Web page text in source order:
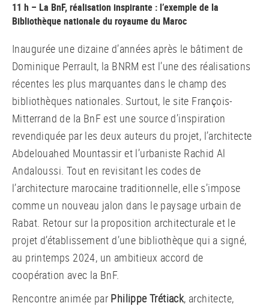
11 h – La BnF, réalisation inspirante : l’exemple de la
Bibliothèque nationale du royaume du Maroc
Inaugurée une dizaine d’années après le bâtiment de
Dominique Perrault, la BNRM est l’une des réalisations
récentes les plus marquantes dans le champ des
bibliothèques nationales. Surtout, le site François-
Mitterrand de la BnF est une source d’inspiration
revendiquée par les deux auteurs du projet, l’architecte
Abdelouahed Mountassir et l’urbaniste Rachid Al
Andaloussi. Tout en revisitant les codes de
l’architecture marocaine traditionnelle, elle s’impose
comme un nouveau jalon dans le paysage urbain de
Rabat. Retour sur la proposition architecturale et le
projet d’établissement d’une bibliothèque qui a signé,
au printemps 2024, un ambitieux accord de
coopération avec la BnF.
Rencontre animée par Philippe Trétiack, architecte,